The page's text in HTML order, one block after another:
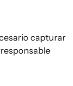
capturar